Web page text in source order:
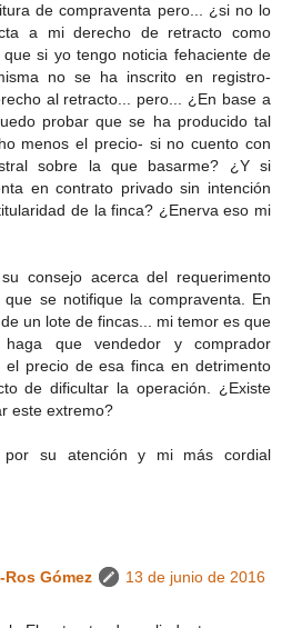
de compraventa pero... ¿si no lo
a mi derecho de retracto como
si yo tengo noticia fehaciente de
no se ha inscrito en registro-
al retracto... pero... ¿En base a
probar que se ha producido tal
menos el precio- si no cuento con
sobre la que basarme? ¿Y si
en contrato privado sin intención
de la finca? ¿Enerva eso mi
consejo acerca del requerimento
se notifique la compraventa. En
un lote de fincas... mi temor es que
haga que vendedor y comprador
el precio de esa finca en detrimento
de dificultar la operación. ¿Existe
este extremo?
por su atención y mi más cordial
Ros Gómez
13 de junio de 2016